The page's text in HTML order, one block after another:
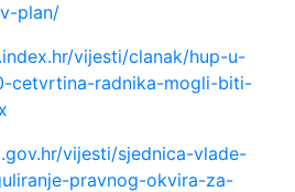
plan/
vijesti/clanak/hup-u-
cetvrtina-radnika-mogli-biti-
vijesti/sjednica-vlade-
pravnog-okvira-za-